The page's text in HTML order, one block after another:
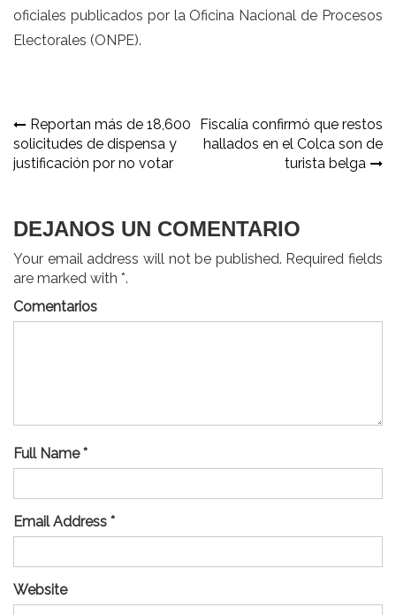
oficiales publicados por la Oficina Nacional de Procesos
Electorales (ONPE).
Navegación
de
Reportan más de 18,600
solicitudes de dispensa y
justificación por no votar
Fiscalía confirmó que restos
hallados en el Colca son de
turista belga
DEJANOS UN COMENTARIO
Your email address will not be published. Required fields
are marked with *.
Comentarios
Full Name *
Email Address *
Website